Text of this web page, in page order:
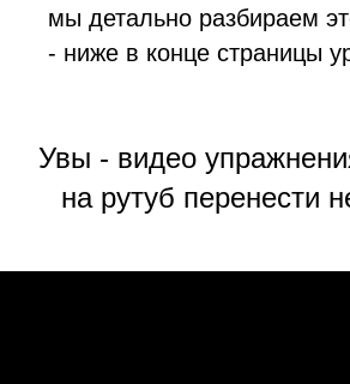
мы детально разбираем
- ниже в конце страницы
Увы - видео
на рутуб перенести